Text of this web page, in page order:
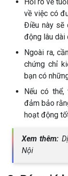
về việc có
Điều này sẽ
động lâu dài
Ngoài ra,
chứng chỉ
bạn có
Nếu có
đảm bảo
hoạt động
Xem thêm:
Nội